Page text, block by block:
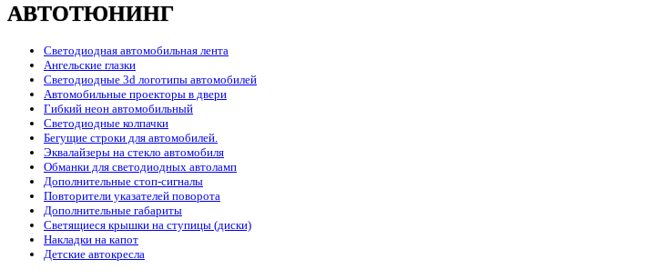
АВТОТЮНИНГ
Светодиодная автомобильная лента
Ангельские глазки
Светодиодные 3d логотипы автомобилей
Автомобильные проекторы в двери
Гибкий неон автомобильный
Светодиодные колпачки
Бегущие строки для автомобилей.
Эквалайзеры на стекло автомобиля
Обманки для светодиодных автоламп
Дополнительные стоп-сигналы
Повторители указателей поворота
Дополнительные габариты
Светящиеся крышки на ступицы (диски)
Накладки на капот
Детские автокресла